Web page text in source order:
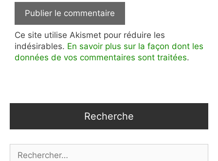
Ce site utilise Akismet pour réduire les
indésirables. En savoir plus sur la façon dont les
données de vos commentaires sont traitées.
Recherche